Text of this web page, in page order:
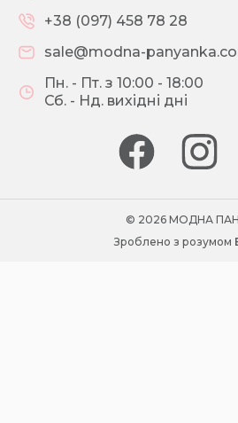
+38 (097) 458 78 28
sale@modna-
Пн. - Пт. з 10:00 - 18:00
Сб. - Нд. вихідні дні
© 2026 МОДНА
Зроблено з розумом